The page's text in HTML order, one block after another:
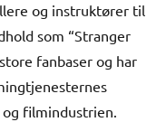
og instruktører til
som “Stranger
fanbaser og har
filmindustrien.